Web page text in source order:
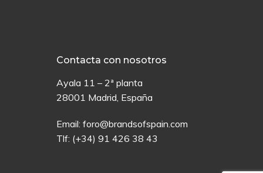
Contacta con nosotros
Ayala 11 – 2ª planta
28001 Madrid, España
Email: foro@brandsofspain.com
Tlf: (+34) 91 426 38 43